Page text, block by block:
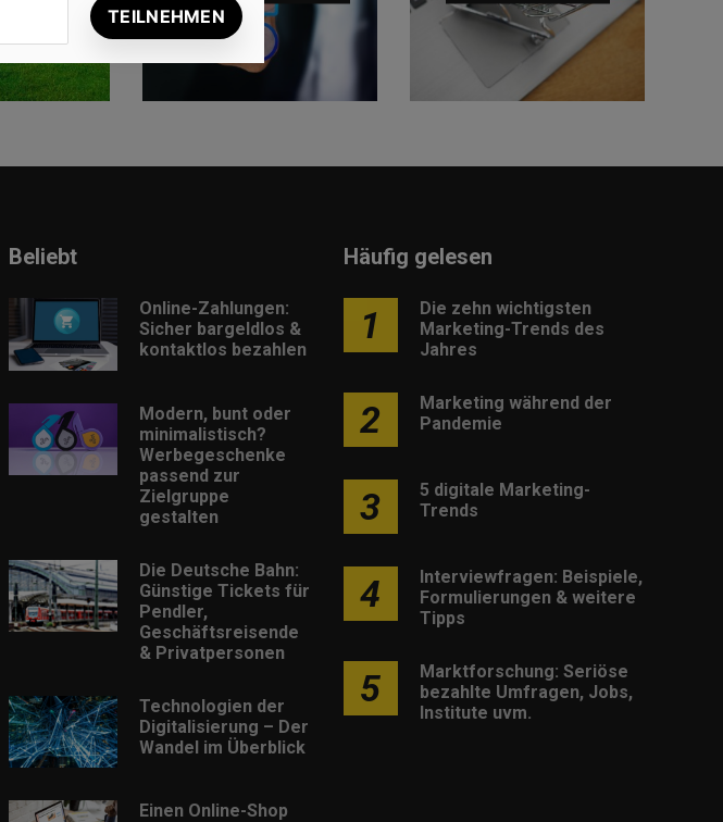
Beliebt
Online-Zahlungen:
Sicher bargeldlos &
kontaktlos bezahlen
Modern, bunt oder
minimalistisch?
Werbegeschenke
passend zur
Zielgruppe
gestalten
Die Deutsche Bahn:
Günstige Tickets für
Pendler,
Geschäftsreisende
& Privatpersonen
Technologien der
Digitalisierung – Der
Wandel im Überblick
Einen Online-Shop
Häufig gelesen
1
Die zehn wichtigsten
Marketing-Trends des
Jahres
2
Marketing während der
Pandemie
3
5 digitale Marketing-
Trends
4
Interviewfragen: Beispiele,
Formulierungen & weitere
Tipps
5
Marktforschung: Seriöse
bezahlte Umfragen, Jobs,
Institute uvm.